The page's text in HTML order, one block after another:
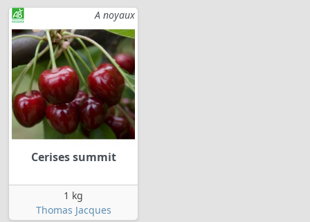
A noyaux
Cerises summit
1 kg
Thomas Jacques